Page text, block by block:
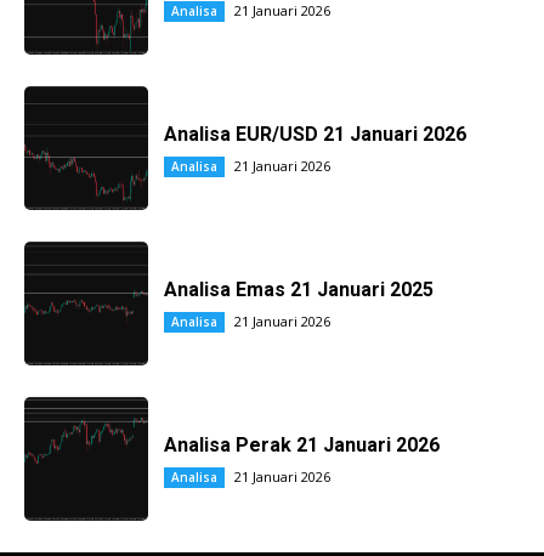
Analisa 21 Januari 2026
Analisa EUR/USD 21 Januari 2026
Analisa 21 Januari 2026
Analisa Emas 21 Januari 2025
Analisa 21 Januari 2026
Analisa Perak 21 Januari 2026
Analisa 21 Januari 2026